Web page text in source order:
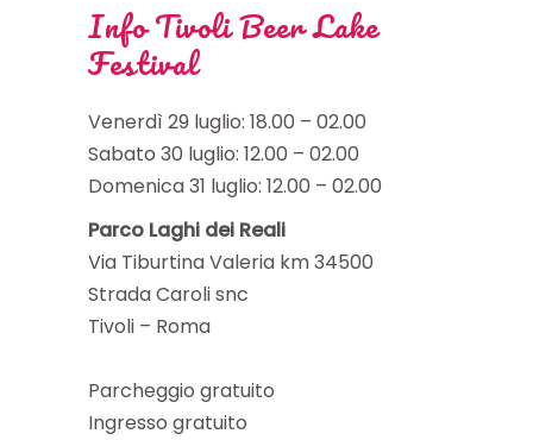
Info Tivoli Beer Lake
Festival
Venerdì 29 luglio: 18.00 – 02.00
Sabato 30 luglio: 12.00 – 02.00
Domenica 31 luglio: 12.00 – 02.00
Parco Laghi dei Reali
Via Tiburtina Valeria km 34500
Strada Caroli snc
Tivoli – Roma
Parcheggio gratuito
Ingresso gratuito